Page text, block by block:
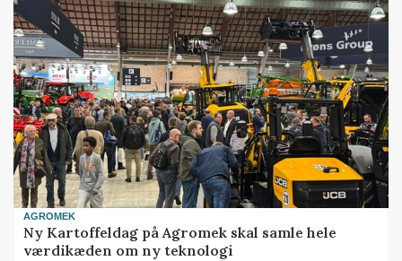
AGROMEK
Ny Kartoffeldag på Agromek skal samle hele
værdikæden om ny teknologi